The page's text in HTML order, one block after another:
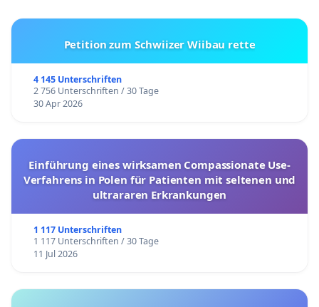
Petition zum Schwiizer Wiibau rette
4 145 Unterschriften
2 756 Unterschriften / 30 Tage
30 Apr 2026
Einführung eines wirksamen Compassionate Use-
Verfahrens in Polen für Patienten mit seltenen und
ultrararen Erkrankungen
1 117 Unterschriften
1 117 Unterschriften / 30 Tage
11 Jul 2026